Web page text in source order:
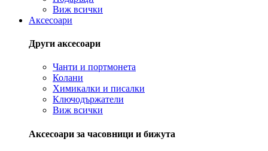
Виж всички
Аксесоари
Други аксесоари
Чанти и портмонета
Колани
Химикалки и писалки
Ключодържатели
Виж всички
Аксесоари за часовници и бижута